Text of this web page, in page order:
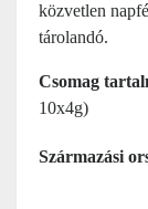
közvetlen
tárolandó.
Csomag
10x4g)
Származási